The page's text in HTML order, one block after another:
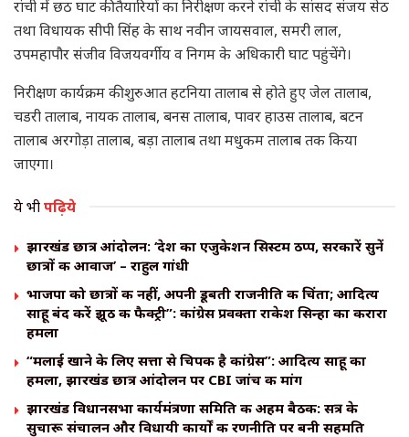
रांची में छठ घाट की तैयारियों का निरीक्षण करने रांची के सांसद संजय सेठ
तथा विधायक सीपी सिंह के साथ नवीन जायसवाल, समरी लाल,
उपमहापौर संजीव विजयवर्गीय व निगम के अधिकारी घाट पहुंचेंगे।
निरीक्षण कार्यक्रम की शुरुआत हटनिया तालाब से होते हुए जेल तालाब,
चडरी तालाब, नायक तालाब, बनस तालाब, पावर हाउस तालाब, बटन
तालाब अरगोड़ा तालाब, बड़ा तालाब तथा मधुकम तालाब तक किया
जाएगा।
ये भीपढ़िये
झारखंड छात्र आंदोलन: ‘देश का एजुकेशन सिस्टम ठप्प, सरकारें सुनें
छात्रों की आवाज’ – राहुल गांधी
भाजपा को छात्रों की नहीं, अपनी डूबती राजनीति की चिंता; आदित्य
साहू बंद करें झूठ की फैक्ट्री”: कांग्रेस प्रवक्ता राकेश सिन्हा का करारा
हमला
“मलाई खाने के लिए सत्ता से चिपकी है कांग्रेस”: आदित्य साहू का
हमला, झारखंड छात्र आंदोलन पर CBI जांच की मांग
झारखंड विधानसभा कार्यमंत्रणा समिति की अहम बैठक: सत्र के
सुचारू संचालन और विधायी कार्यों की रणनीति पर बनी सहमति